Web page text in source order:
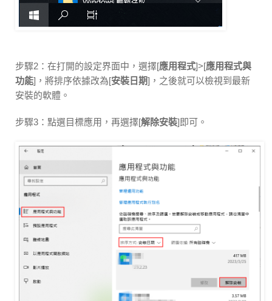
步驟2：在打開的設定界面中，選擇[應用程式]>[應用程式與
功能]，將排序依據改為[安裝日期]，之後就可以檢視到最新
安裝的軟體。
步驟3：點選目標應用，再選擇[解除安裝]即可。